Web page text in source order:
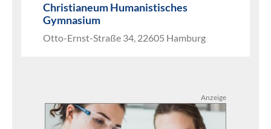
Christianeum Humanistisches
Gymnasium
Otto-Ernst-Straße 34, 22605 Hamburg
Anzeige